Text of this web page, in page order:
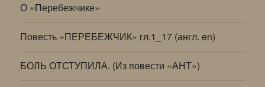
О «Перебежчике»
Повесть «ПЕРЕБЕЖЧИК» гл.1_17 (англ. en)
БОЛЬ ОТСТУПИЛА. (Из повести «АНТ»)